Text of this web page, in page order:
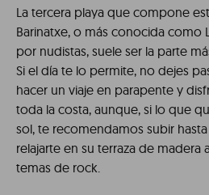
La tercera playa que compone
Barinatxe, o más conocida como
por nudistas, suele ser la parte
Si el día te lo permite, no dejes
hacer un viaje en parapente y
toda la costa, aunque, si lo que
sol, te recomendamos subir
relajarte en su terraza de madera
temas de rock.